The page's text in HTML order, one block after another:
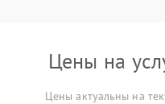
Цены на
Цены актуальны на